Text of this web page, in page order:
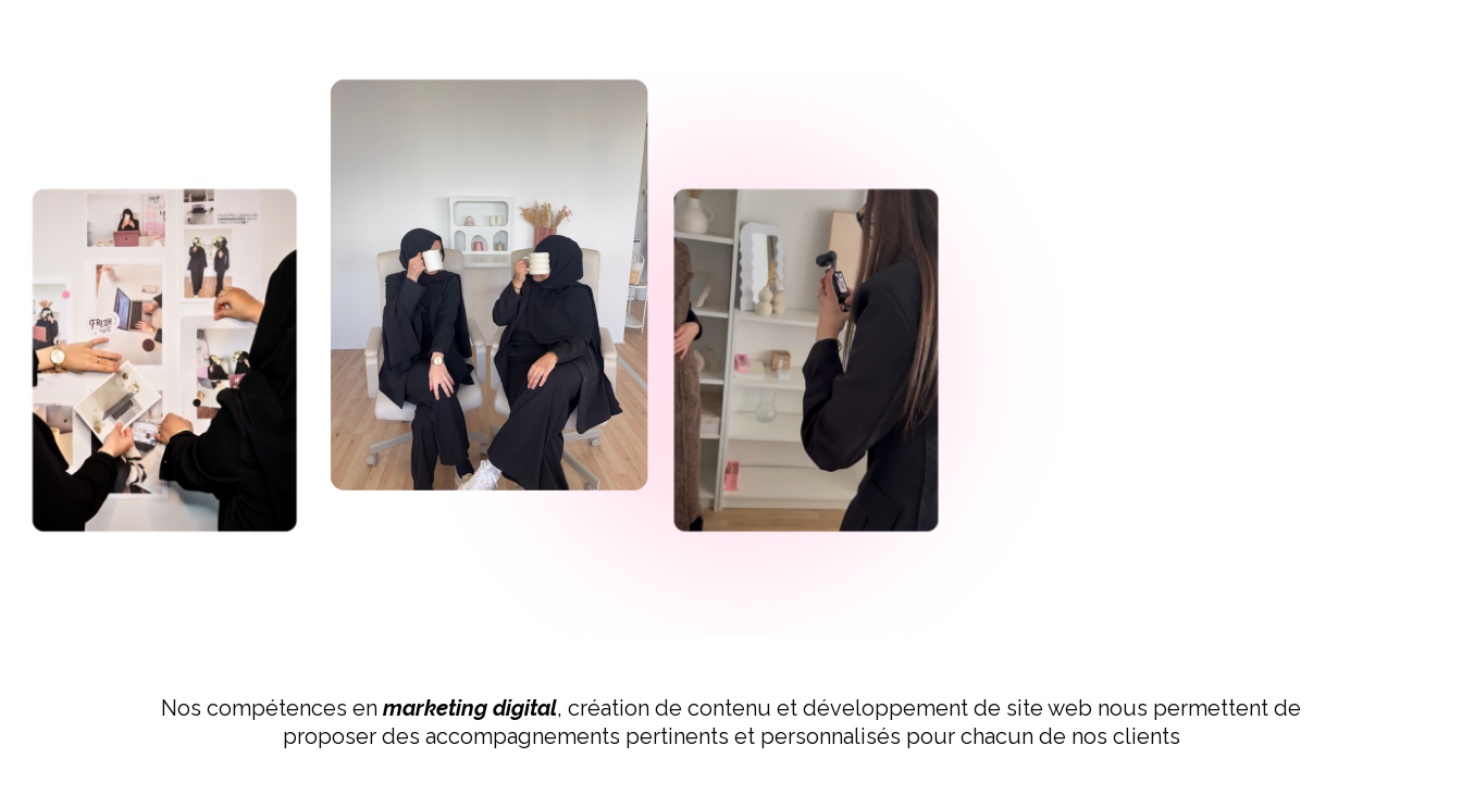
Nos compétences en marketing digital, création de contenu et développement de site web nous permettent de
proposer des accompagnements pertinents et personnalisés pour chacun de nos clients